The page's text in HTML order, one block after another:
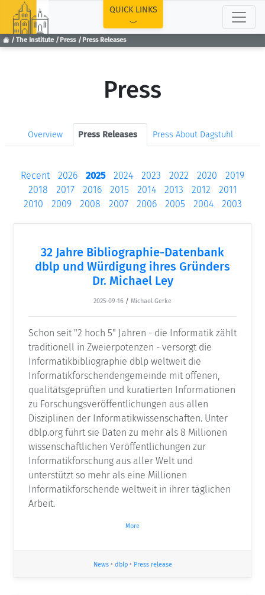
The Institute Press Press Releases
QUICK LINKS
Press
Overview Press Releases Press About Dagstuhl
Recent 2026 2025 2024 2023 2022 2020
2019
2018
2017 2016 2015 2014 2013 2012
2011
2010
2009 2008 2007 2006 2005 2004 2003
32 Jahre Bibliographie-Datenbank
dblp und Würdigung ihres Gründers
Dr. Michael Ley
2025-09-16 / Michael Gerke
Schon seit "2 hoch 5" Jahren - die Informatik zählt
traditionell in Zweierpotenzen - versorgt die
Informatikbibliographie dblp weltweit die
Informatikforschendengemeinde mit offenen,
qualitätsgeprüften und kuratierten Informationen
zu Forschungsveröffentlichungen aus allen
Disziplinen der Informatikwissenschaften. Unter
dblp.org führt sie Daten zu mehr als 8 Millionen
wissenschaftlichen Veröffentlichungen zur
Informatikforschung aus aller Welt und
unterstützt so mehr als eine Millionen
Informatikforschende weltweit in ihrer täglichen
Arbeit.
More
News• dblp• Press release